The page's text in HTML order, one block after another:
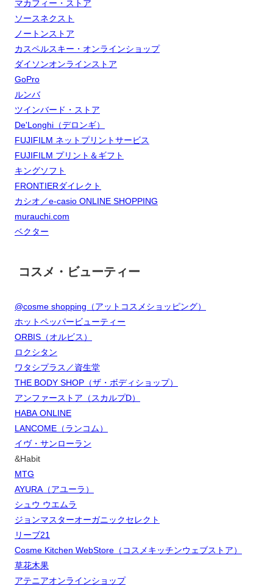
マカフィー・ストア
ソースネクスト
ノートンストア
カスペルスキー・オンラインショップ
ダイソンオンラインストア
GoPro
ルンバ
ツインバード・ストア
De'Longhi（デロンギ）
FUJIFILM ネットプリントサービス
FUJIFILM プリント＆ギフト
キングソフト
FRONTIERダイレクト
カシオ／e-casio ONLINE SHOPPING
murauchi.com
ベクター
コスメ・ビューティー
@cosme shopping（アットコスメショッピング）
ホットペッパービューティー
ORBIS（オルビス）
ロクシタン
ワタシプラス／資生堂
THE BODY SHOP（ザ・ボディショップ）
アンファーストア（スカルプD）
HABA ONLINE
LANCOME（ランコム）
イヴ・サンローラン
&Habit
MTG
AYURA（アユーラ）
シュウ ウエムラ
ジョンマスターオーガニックセレクト
リーブ21
Cosme Kitchen WebStore（コスメキッチンウェブストア）
草花木果
アテニアオンラインショップ